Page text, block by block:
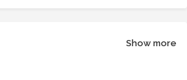
Show more